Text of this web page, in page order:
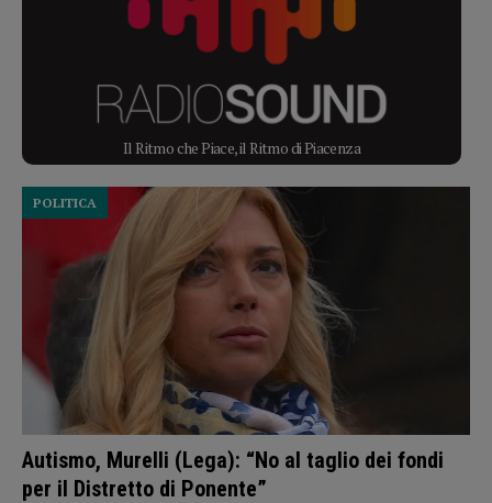
Il Ritmo che Piace, il Ritmo di Piacenza
Autismo, Murelli (Lega): “No al taglio dei fondi
per il Distretto di Ponente”
POLITICA